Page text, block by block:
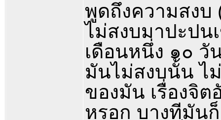
พูดถึงความสง
ไม่สงบมาปะปน
เดือนหนึ่ง ๑๐ วั
มันไม่สงบนั้น ไ
ของมัน เรื่องจิ
หรอก บางทีมัน